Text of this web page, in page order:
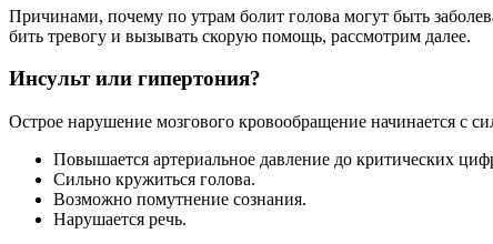
Причинами, почему по утрам болит голова могут быть
бить тревогу и вызывать скорую помощь, рассмотрим далее.
Инсульт или гипертония?
Острое нарушение мозгового кровообращение начинается с
Повышается артериальное давление до критических
Сильно кружиться голова.
Возможно помутнение сознания.
Нарушается речь.